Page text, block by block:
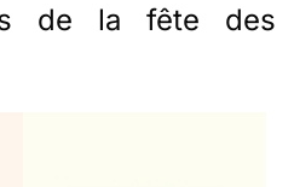
de la fête des